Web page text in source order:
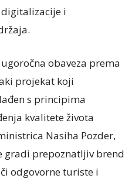
i
obaveza prema
projekat koji
s principima
kvalitete života
Nasiha Pozder,
gradi prepoznatljiv brend
odgovorne turiste i